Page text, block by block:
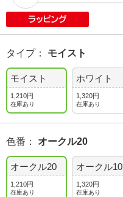
タイプ： モイスト
モイスト
1,210円
在庫あり
ホワイト
1,320円
在庫あり
色番 ： オークル20
オークル20
1,210円
在庫あり
オークル10
1,320円
在庫あり